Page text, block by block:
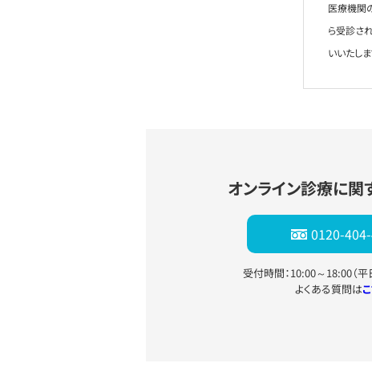
医療機関
ら受診さ
いいたしま
オンライン診療に関
0120-
受付時間：10:00～18:00（平
よくある質問は